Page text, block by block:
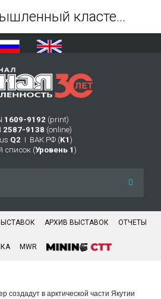
1609-9192 (print)
2587-9138 (online)
Q2 Ι ВАК РФ (K1 )
список (Уровень 1 )
АРХИВ ВЫСТАВОК ОТЧЕТЫ
MWR
в арктической части Якутии
Горнопромышленный кластер создадут в арктической части Якутии - Журнал Горная промышленность